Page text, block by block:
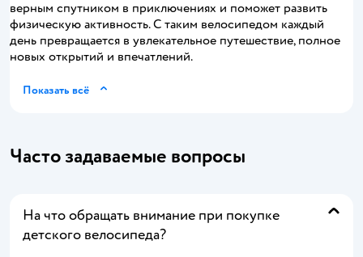
верным спутником в приключениях и поможет развить
физическую активность. С таким велосипедом каждый
день превращается в увлекательное путешествие, полное
новых открытий и впечатлений.
Показать всё
Часто задаваемые вопросы
На что обращать внимание при покупке
детского велосипеда?